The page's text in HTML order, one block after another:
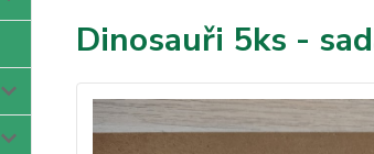
Dinosauři 5ks -